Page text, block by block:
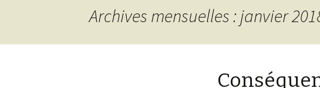
principal
Archives mensuelles : janvier